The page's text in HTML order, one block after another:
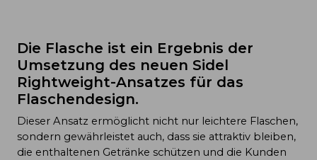
Die Flasche ist ein Ergebnis der
Umsetzung des neuen Sidel
Rightweight-Ansatzes für das
Flaschendesign.
Dieser Ansatz ermöglicht nicht nur leichtere Flaschen,
sondern gewährleistet auch, dass sie attraktiv bleiben,
die enthaltenen Getränke schützen und die Kunden